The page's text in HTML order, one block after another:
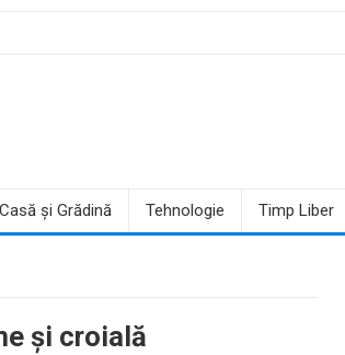
Casă și Grădină Tehnologie Timp Liber
și croială